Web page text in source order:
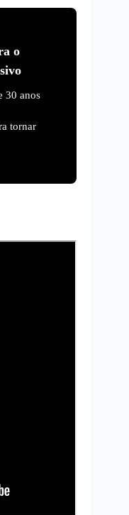
o
30 anos
tornar